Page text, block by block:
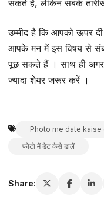
सकते हैं, लेकिन सबके
उम्मीद है कि आपको ऊपर
आपके मन में इस विषय से
पूछ सकते हैं । साथ ही अगर
ज्यादा शेयर जरूर करें ।
Photo me date kaise
फोटो में डेट कैसे डालें
Share: